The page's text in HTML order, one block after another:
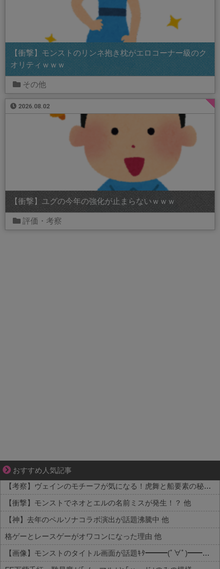
【衝撃】モンストのリンネ抱き枕がエロコーナー級のク
オリティｗｗｗ
その他
2026.08.02
【衝撃】ユグの今年の強化が止まらないｗｗｗ
評価・考察
おすすめ人気記事
三十路女子の仕事と恋、その先にあった本音
【考察】ヴェインのモチーフが気になる！虎舞と船要素の秘密とは 他
【衝撃】モンストでネオとエルの名前ミスが発生！？ 他
【神】去年のペルソナコラボ演出が話題沸騰中 他
格ゲーとレースゲーがオワコンになった理由 他
【画像】モンストのタイトル画面が話題ｷﾀ━━━(ﾟ∀ﾟ)━━━!! 他